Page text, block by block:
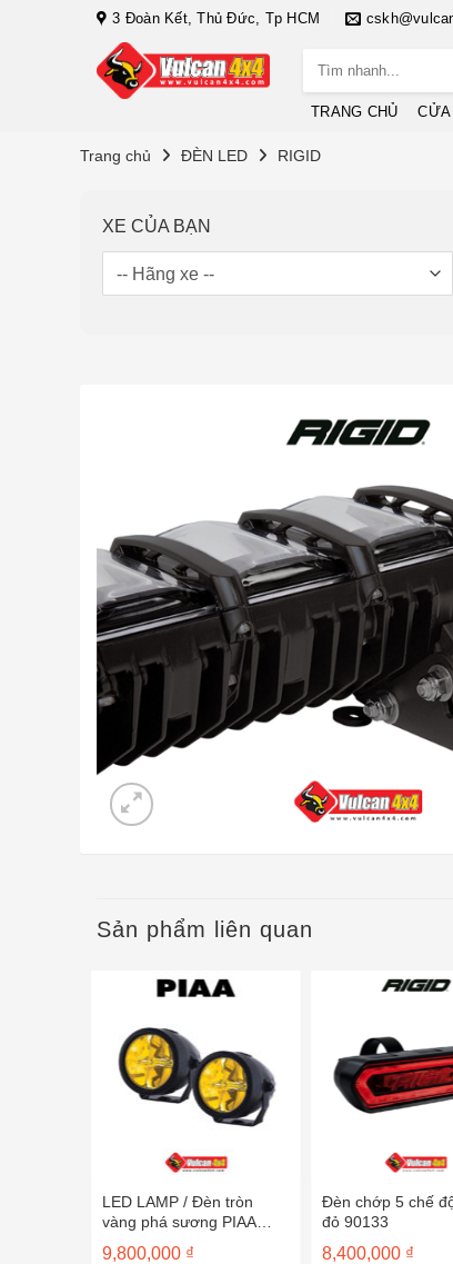
3 Đoàn Kết, Thủ Đức, Tp HCM
Tìm
TRANG CHỦ CỬA
Trang chủ ĐÈN LED RIGID
XE CỦA BẠN
Sản phẩm liên quan
LED LAMP / Đèn tròn
vàng phá sương PIAA
DK276
9,800,000 ₫
Đèn chớp 5 chế
đỏ 90133
8,400,000 ₫